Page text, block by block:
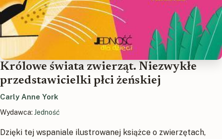
Królowe świata zwierząt. Niezwykłe
przedstawicielki płci żeńskiej
Carly Anne York
Wydawca: Jedność
Dzięki tej wspaniale ilustrowanej książce o zwierzętach,